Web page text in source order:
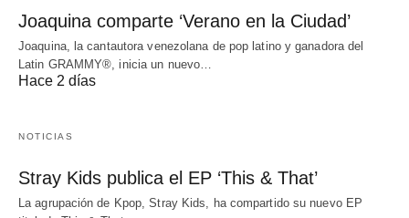
Joaquina comparte ‘Verano en la Ciudad’
Joaquina, la cantautora venezolana de pop latino y ganadora del
Latin GRAMMY®, inicia un nuevo…
Hace 2 días
NOTICIAS
Stray Kids publica el EP ‘This & That’
La agrupación de Kpop, Stray Kids, ha compartido su nuevo EP